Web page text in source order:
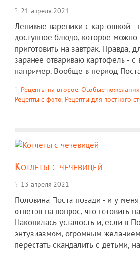
21 апреля 2021
Ленивые вареники с картошкой -
доступное блюдо, которое можно
приготовить на завтрак. Правда,
заранее отвариваю картофель - с
например. Вообще в период
Рецепты на второе, Особые пожелания
Рецепты c фото, Рецепты для постного
Котлеты с чечевицей
13 апреля 2021
Половина Поста позади - и у
ответов на вопрос, что готовить
Накопилась усталость и, если в
энтузиазмом, огромным
перестать скандалить с детьми,